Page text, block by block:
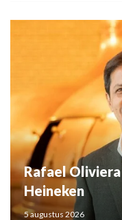
Rafael
Heineken
5 augustus 2026